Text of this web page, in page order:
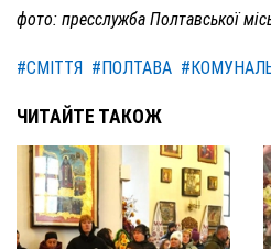
фото: пресслужба Полтавської
#СМІТТЯ #ПОЛТАВА
ЧИТАЙТЕ ТАКОЖ